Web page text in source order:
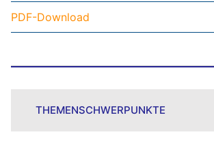
PDF-Download
THEMENSCHWERPUNKTE